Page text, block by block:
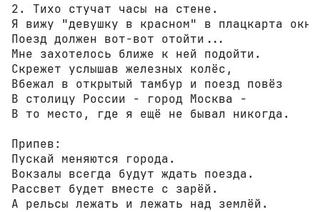
2. Тихо стучат часы на стене.
Я вижу "девушку в красном" в плацкарта
Поезд должен вот-вот отойти...
Мне захотелось ближе к ней подойти.
Скрежет услышав железных колёс,
Вбежал в открытый тамбур и поезд повёз
В столицу России - город Москва -
В то место, где я ещё не бывал никогда.
Припев:
Пускай меняются города.
Вокзалы всегда будут ждать поезда.
Рассвет будет вместе с зарёй.
А рельсы лежать и лежать над землёй.